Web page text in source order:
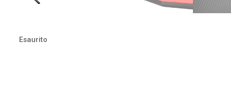
Esaurito